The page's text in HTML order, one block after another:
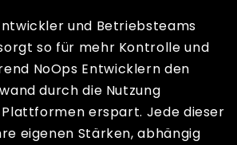
und Betriebsteams
so für mehr Kontrolle und
NoOps Entwicklern den
durch die Nutzung
erspart. Jede dieser
eigenen Stärken, abhängig